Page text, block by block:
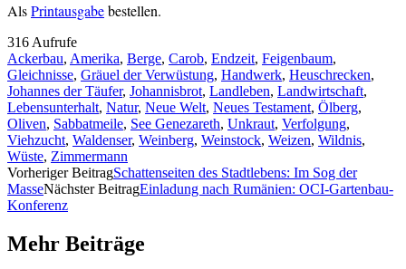
AlsPrintausgabebestellen.
316 Aufrufe
Ackerbau, Amerika, Berge, Carob, Endzeit, Feigenbaum,
Gleichnisse, Gräuel der Verwüstung, Handwerk, Heuschrecken,
Johannes der Täufer, Johannisbrot, Landleben, Landwirtschaft,
Lebensunterhalt, Natur, Neue Welt, Neues Testament, Ölberg,
Oliven, Sabbatmeile, See Genezareth, Unkraut, Verfolgung,
Viehzucht, Waldenser, Weinberg, Weinstock, Weizen, Wildnis,
Wüste, Zimmermann
Vorheriger BeitragSchattenseiten des Stadtlebens: Im Sog der
MasseNächster BeitragEinladung nach Rumänien: OCI-Gartenbau-
Konferenz
Mehr Beiträge